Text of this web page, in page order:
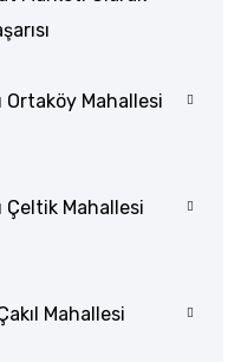
Ortaköy Mahallesi
Çeltik Mahallesi
Mahallesi